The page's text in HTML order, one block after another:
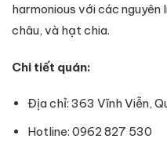
harmonious với các nguyên
châu, và hạt chia.
Chi tiết quán:
Địa chỉ: 363 Vĩnh Viễn,
Hotline: 0962 827 530